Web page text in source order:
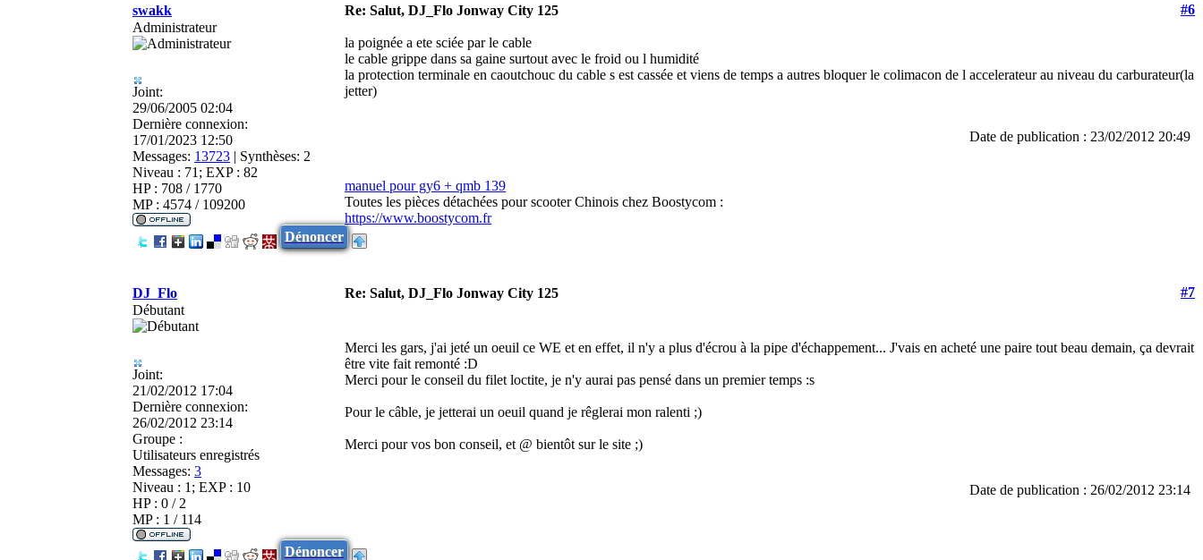
swakk Re: Salut, DJ_Flo Jonway City 125
#6
Administrateur
Joint:
29/06/2005 02:04
Dernière connexion:
17/01/2023 12:50
Messages: 13723 | Synthèses: 2
Niveau : 71; EXP : 82
HP : 708 / 1770
MP : 4574 / 109200
la poignée a ete sciée par le cable
le cable grippe dans sa gaine surtout avec le froid ou l humidité
la protection terminale en caoutchouc du cable s est cassée et viens de temps a autres bloquer le colimacon de l accelerateur au niveau du carburateur(la
jetter)
Date de publication : 23/02/2012 20:49
manuel pour gy6 + qmb 139
Toutes les pièces détachées pour scooter Chinois chez Boostycom :
https://www.boostycom.fr
Dénoncer
DJ_Flo Re: Salut, DJ_Flo Jonway City 125
#7
Débutant
Joint:
21/02/2012 17:04
Dernière connexion:
26/02/2012 23:14
Groupe :
Utilisateurs enregistrés
Messages: 3
Niveau : 1; EXP : 10
HP : 0 / 2
MP : 1 / 114
Merci les gars, j'ai jeté un oeuil ce WE et en effet, il n'y a plus d'écrou à la pipe d'échappement... J'vais en acheté une paire tout beau demain, ça devrait
être vite fait remonté :D
Merci pour le conseil du filet loctite, je n'y aurai pas pensé dans un premier temps :s
Pour le câble, je jetterai un oeuil quand je rêglerai mon ralenti ;)
Merci pour vos bon conseil, et @ bientôt sur le site ;)
Date de publication : 26/02/2012 23:14
Dénoncer